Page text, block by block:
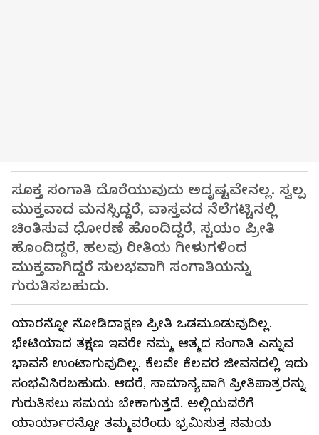
ಸೂಕ್ತ ಸಂಗಾತಿ ದೊರೆಯುವುದು ಅದೃಷ್ಟವೇನಲ್ಲ. ಸ್ವಲ್ಪ
ಮುಕ್ತವಾದ ಮನಸ್ಸಿದ್ದರೆ, ವಾಸ್ತವದ ನೆಲೆಗಟ್ಟಿನಲ್ಲಿ
ಚಿಂತಿಸುವ ಧೋರಣೆ ಹೊಂದಿದ್ದರೆ, ಸ್ವಯಂ ಪ್ರೀತಿ
ಹೊಂದಿದ್ದರೆ, ಹಲವು ರೀತಿಯ ಗೀಳುಗಳಿಂದ
ಮುಕ್ತವಾಗಿದ್ದರೆ ಸುಲಭವಾಗಿ ಸಂಗಾತಿಯನ್ನು
ಗುರುತಿಸಬಹುದು.
ಯಾರನ್ನೋ ನೋಡಿದಾಕ್ಷಣ ಪ್ರೀತಿ ಒಡಮೂಡುವುದಿಲ್ಲ.
ಭೇಟಿಯಾದ ತಕ್ಷಣ ಇವರೇ ನಮ್ಮ ಆತ್ಮದ ಸಂಗಾತಿ ಎನ್ನುವ
ಭಾವನೆ ಉಂಟಾಗುವುದಿಲ್ಲ. ಕೆಲವೇ ಕೆಲವರ ಜೀವನದಲ್ಲಿ ಇದು
ಸಂಭವಿಸಿರಬಹುದು. ಆದರೆ, ಸಾಮಾನ್ಯವಾಗಿ ಪ್ರೀತಿಪಾತ್ರರನ್ನು
ಗುರುತಿಸಲು ಸಮಯ ಬೇಕಾಗುತ್ತದೆ. ಅಲ್ಲಿಯವರೆಗೆ
ಯಾರ್ಯಾರನ್ನೋ ತಮ್ಮವರೆಂದು ಭ್ರಮಿಸುತ್ತ ಸಮಯ